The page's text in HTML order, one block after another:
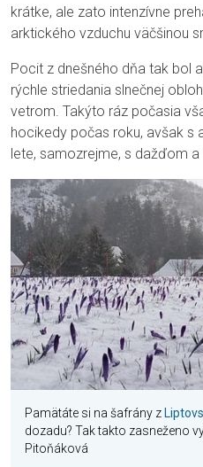
krátke, ale zato intenzívne
arktického vzduchu väčšinou
Pocit z dnešného dňa tak bol
rýchle striedania slnečnej
vetrom. Takýto ráz počasia
hocikedy počas roku, avšak s
lete, samozrejme, s dažďom a
Pamätáte si na šafrány z
dozadu? Tak takto zasneženo
Pitoňáková